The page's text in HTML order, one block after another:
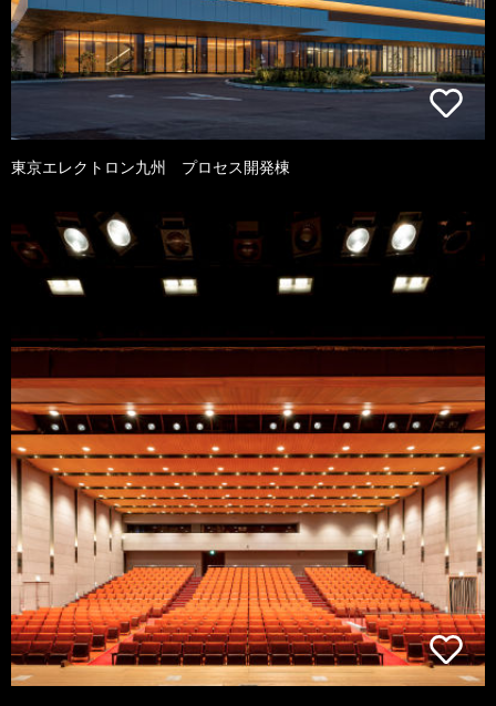
東京エレクトロン九州 プロセス開発棟